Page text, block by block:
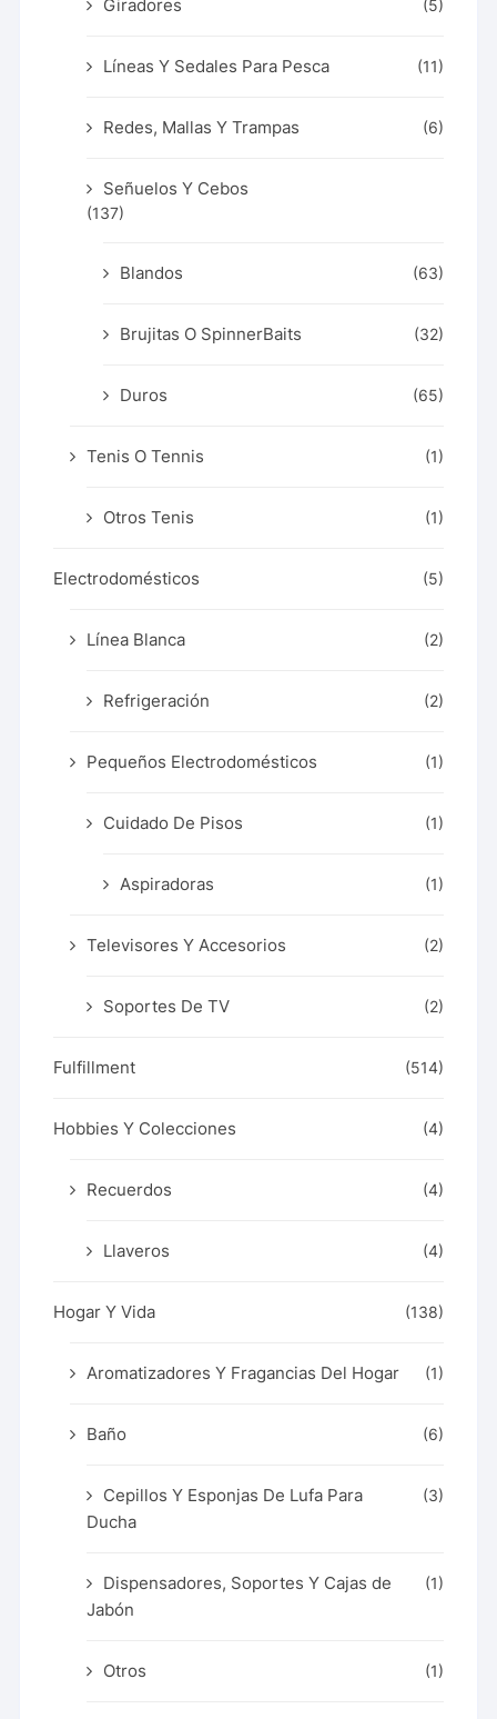
Giradores (5)
Líneas Y Sedales Para Pesca (11)
Redes, Mallas Y Trampas (6)
Señuelos Y Cebos
(137)
Blandos (63)
Brujitas O SpinnerBaits (32)
Duros (65)
Tenis O Tennis (1)
Otros Tenis (1)
Electrodomésticos (5)
Línea Blanca (2)
Refrigeración (2)
Pequeños Electrodomésticos (1)
Cuidado De Pisos (1)
Aspiradoras (1)
Televisores Y Accesorios (2)
Soportes De TV (2)
Fulfillment (514)
Hobbies Y Colecciones (4)
Recuerdos (4)
Llaveros (4)
Hogar Y Vida (138)
Aromatizadores Y Fragancias Del Hogar (1)
Baño (6)
Cepillos Y Esponjas De Lufa Para
Ducha
(3)
Dispensadores, Soportes Y Cajas de
Jabón
(1)
Otros (1)